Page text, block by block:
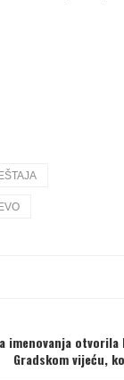
imenovanja
Gradskom vijeću,